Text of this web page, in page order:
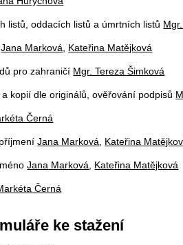
listů, oddacích listů a úmrtních listů
Jana Marková Kateřina Matějková
pro zahraničí Mgr. Tereza Šimková
kopií dle originálů, ověřování podpisů
Černá
Jana Marková Kateřina
Jana Marková Kateřina Matějková
Černá
ke stažení